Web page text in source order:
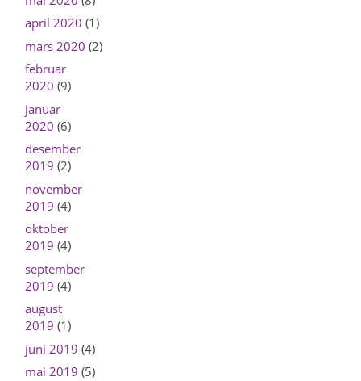
april 2020 (1)
mars 2020 (2)
februar
2020 (9)
januar
2020 (6)
desember
2019 (2)
november
2019 (4)
oktober
2019 (4)
september
2019 (4)
august
2019 (1)
juni 2019 (4)
mai 2019 (5)